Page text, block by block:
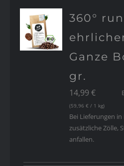
360°
Ganze
gr.
14,99€
(59,96€ / 1 kg)
Bei Lieferungen
zusätzliche Zölle,
anfallen.